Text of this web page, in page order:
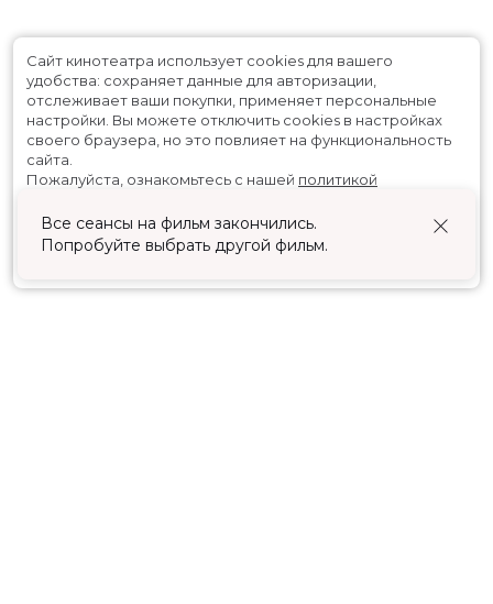
Все сеансы на фильм закончились.
Попробуйте выбрать другой фильм.
Сайт кинотеатра использует cookies для вашего
удобства: сохраняет данные для авторизации,
отслеживает ваши покупки, применяет персональные
настройки. Вы можете отключить cookies в настройках
своего браузера, но это повлияет на функциональность
сайта.
Пожалуйста, ознакомьтесь с нашей политикой
Принять